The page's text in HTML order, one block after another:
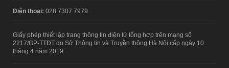
Điện thoại: 028 7307 7979
Giấy phép thiết lập trang thông tin điện tử tổng hợp trên mạng số
2217/GP-TTĐT do Sở Thông tin và Truyền thông Hà Nội cấp ngày 10
tháng 4 năm 2019